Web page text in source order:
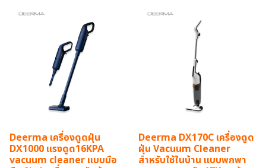
Deerma เครื่องดูดฝุ่น
DX1000 แรงดูด16KPA
vacuum cleaner แบบมือ
Deerma DX170C เครื่องดูด
ฝุ่น Vacuum Cleaner
สำหรับใช้ในบ้าน แบบพกพา